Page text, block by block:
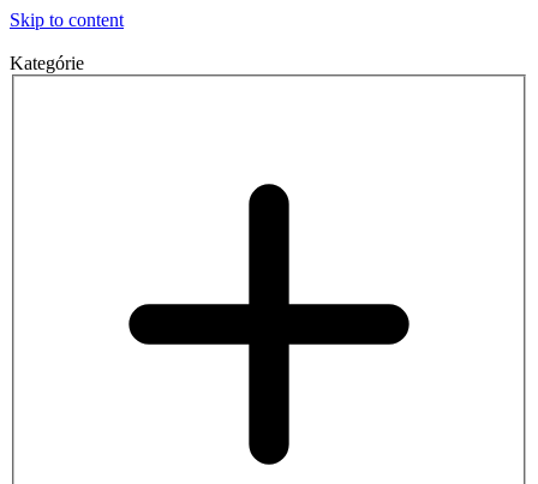
Skip to content
Kategórie